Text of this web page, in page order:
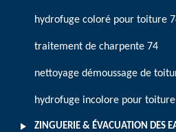
hydrofuge coloré pour toiture
traitement de charpente 74
nettoyage démoussage de
hydrofuge incolore pour
ZINGUERIE & ÉVACUATION DES